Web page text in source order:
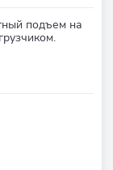
подъем на